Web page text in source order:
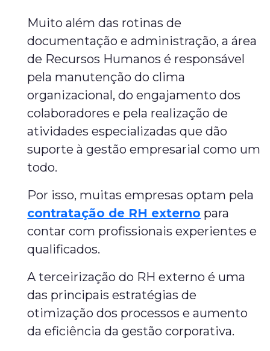
Muito além das rotinas de
documentação e administração, a área
de Recursos Humanos é responsável
pela manutenção do clima
organizacional, do engajamento dos
colaboradores e pela realização de
atividades especializadas que dão
suporte à gestão empresarial como um
todo.
Por isso, muitas empresas optam pela
contratação de RH externo para
contar com profissionais experientes e
qualificados.
A terceirização do RH externo é uma
das principais estratégias de
otimização dos processos e aumento
da eficiência da gestão corporativa.